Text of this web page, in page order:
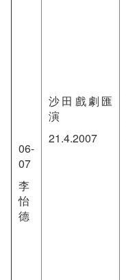
06-
07
李
怡
德
沙田戲劇匯
演
21.4.2007